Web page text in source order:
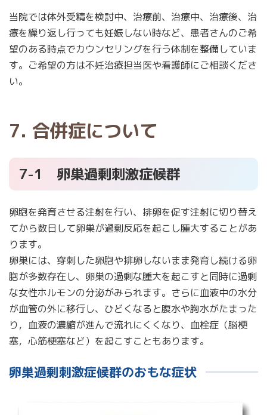
当院では体外受精を検討中、治療前、治療中、治療後、治
療を繰り返し行っても妊娠しない時など、患者さんのご希
望のある時点でカウンセリングを行う体制を整備していま
す。ご希望の方は不妊治療担当医や看護師にご相談くださ
い。
7. 合併症について
7-1 卵巣過剰刺激症候群
卵胞を発育させる注射を行い、排卵を促す注射に切り替え
てから数日して卵巣が過剰反応を起こし腫大することがあ
ります。
卵巣には、穿刺した卵胞や排卵しないまま発育し続ける卵
胞が多数存在し、卵巣の過剰な腫大を起こすと同時に過剰
な女性ホルモンの分泌がみられます。さらに血液中の水分
が血管の外に移行し、ひどくなると腹水や胸水がたまった
り，血液の濃縮が進んで流れにくくなり、血栓症（脳梗
塞，心筋梗塞など）を起こすこともあります。
卵巣過剰刺激症候群のおもな症状